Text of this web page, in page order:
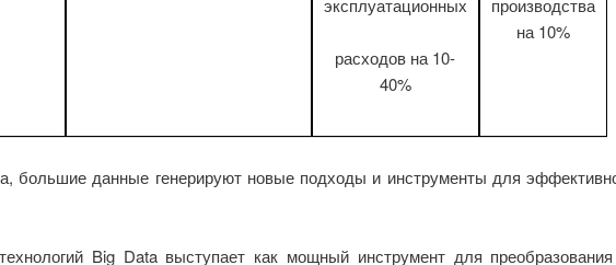
эксплуатационных
расходов на 10-
40%
производства
на 10%
большие данные генерируют новые подходы и инструменты для
Big Data выступает как мощный инструмент для